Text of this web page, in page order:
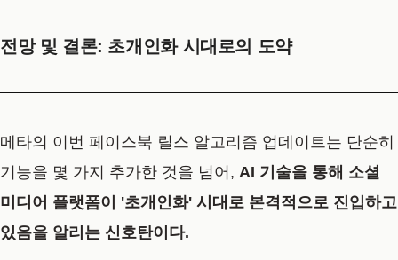
전망 및 결론: 초개인화 시대로의 도약
메타의 이번 페이스북 릴스 알고리즘 업데이트는 단순히
기능을 몇 가지 추가한 것을 넘어, AI 기술을 통해 소셜
미디어 플랫폼이 '초개인화' 시대로 본격적으로 진입하고
있음을 알리는 신호탄이다.